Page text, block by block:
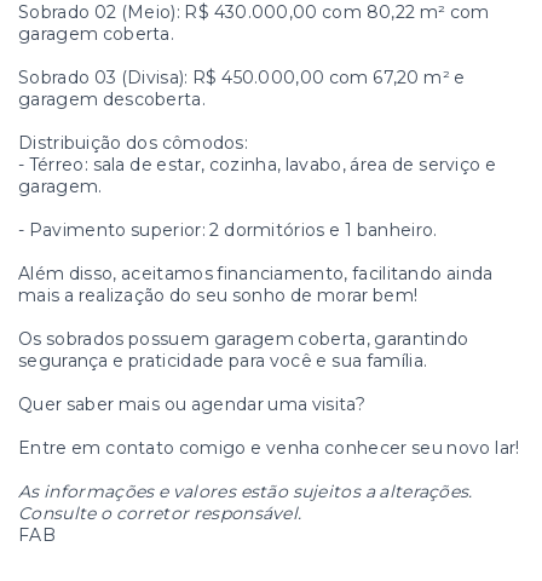
Sobrado 02 (Meio): R$ 430.000,00 com 80,22 m² com
garagem coberta.
Sobrado 03 (Divisa): R$ 450.000,00 com 67,20 m² e
garagem descoberta.
Distribuição dos cômodos:
- Térreo: sala de estar, cozinha, lavabo, área de serviço e
garagem.
- Pavimento superior: 2 dormitórios e 1 banheiro.
Além disso, aceitamos financiamento, facilitando ainda
mais a realização do seu sonho de morar bem!
Os sobrados possuem garagem coberta, garantindo
segurança e praticidade para você e sua família.
Quer saber mais ou agendar uma visita?
Entre em contato comigo e venha conhecer seu novo lar!
As informações e valores estão sujeitos a alterações.
Consulte o corretor responsável.
FAB